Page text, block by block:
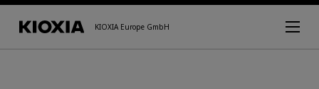
KIOXIA Europe GmbH